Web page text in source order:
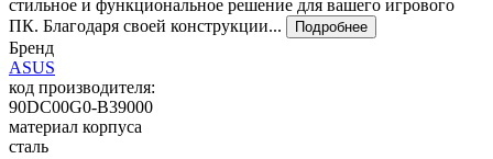
стильное и функциональное решение для вашего игрового
ПК. Благодаря своей конструкции...
Подробнее
Бренд
ASUS
код производителя:
90DC00G0-B39000
материал корпуса
сталь